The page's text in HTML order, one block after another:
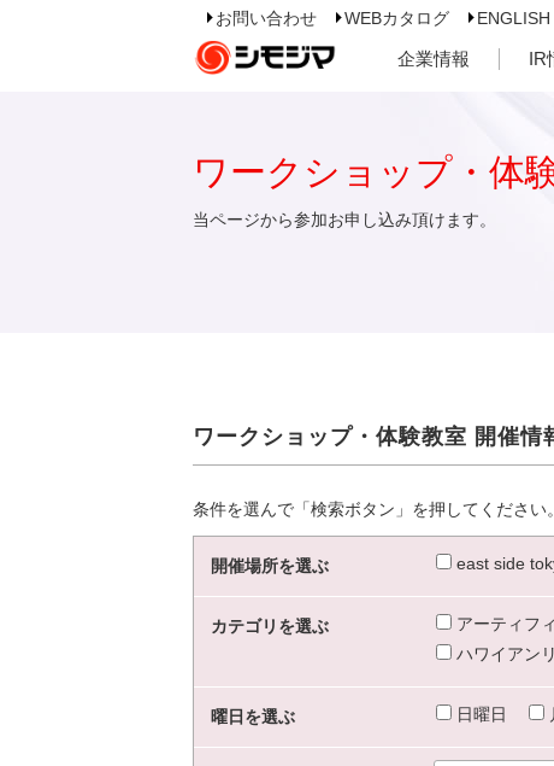
お問い合わせ WEBカタログ ENGLISH
企業情報 IR
ワークショップ・体
当ページから参加お申し込み頂けます。
ワークショップ・体験教室 開催情
条件を選んで「検索ボタン」を押してください
開催場所を選ぶ east side
カテゴリを選ぶ アーティフ
ハワイアン
曜日を選ぶ 日曜日